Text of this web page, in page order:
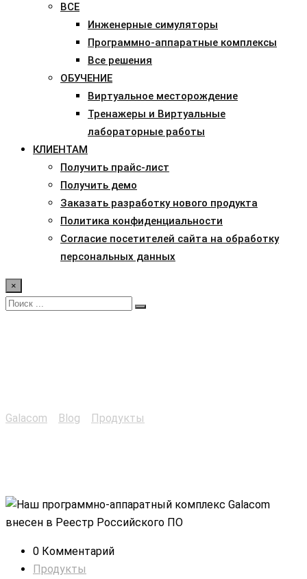
ВСЕ
Инженерные симуляторы
Программно-аппаратные комплексы
Все решения
ОБУЧЕНИЕ
Виртуальное месторождение
Тренажеры и Виртуальные
лабораторные работы
КЛИЕНТАМ
Получить прайс-лист
Получить демо
Заказать разработку нового продукта
Политика конфиденциальности
Согласие посетителей сайта на обработку
персональных данных
×
Galacom Blog Продукты
0 Комментарий
Продукты